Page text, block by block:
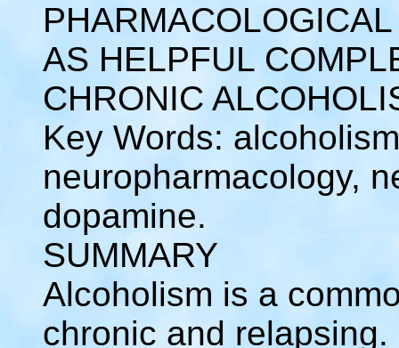
AS HELPFUL
CHRONIC
Key Words:
neuropharmacology,
dopamine.
SUMMARY
Alcoholism is a
chronic and